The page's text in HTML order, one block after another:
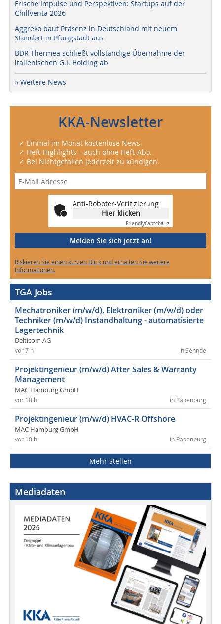
Frische Impulse und Perspektiven: Startups auf der
Chillventa 2026
Aggreko baut Präsenz in Deutschland mit neuem
Standort in Pfungstadt aus
BDR Thermea schließt vollständige Übernahme der
italienischen G.I. Holding ab
» Weitere News
KKA-Newsletter
✓ Einmal im Monat kostenlose News.
✓ Heft-Highlights – auch ohne Heft-Abo.
✓ Bei Nichtgefallen jederzeit zu kündigen.
Anti-Roboter-Verifizierung
Hier klicken
FriendlyCaptcha ⇗
Melden Sie sich jetzt an!
Riskieren Sie einen kurzen Blick und erhalten Sie weitere
Informationen.
TGA Jobs
Mechatroniker (m/w/d), Elektroniker (m/w/d) oder
Techniker (m/w/d) Instandhaltung - automatisierte
Lagertechnik
Delticom AG
in Sehnde
vor 7 h
Projektingenieur (m/w/d) After Sales & Warranty
Management
MAC Hamburg GmbH
in Papenburg
vor 10 h
Projektingenieur (m/w/d) HVAC-R Offshore
MAC Hamburg GmbH
in Papenburg
vor 10 h
Mehr Stellen
Mediadaten